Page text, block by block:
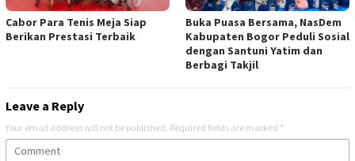
Cabor Para Tenis Meja Siap
Berikan Prestasi Terbaik
Buka Puasa Bersama, NasDem
Kabupaten Bogor Peduli Sosial
dengan Santuni Yatim dan
Berbagi Takjil
Leave a Reply
Your email address will not be published. Required fields are marked *